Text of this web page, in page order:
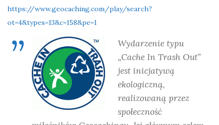
https://www.geocaching.com/play/search?
ot=4&types=13&c=158&pe=1
Wydarzenie typu
„Cache In Trash Out”
jest inicjatywą
ekologiczną,
realizowaną przez
społeczność